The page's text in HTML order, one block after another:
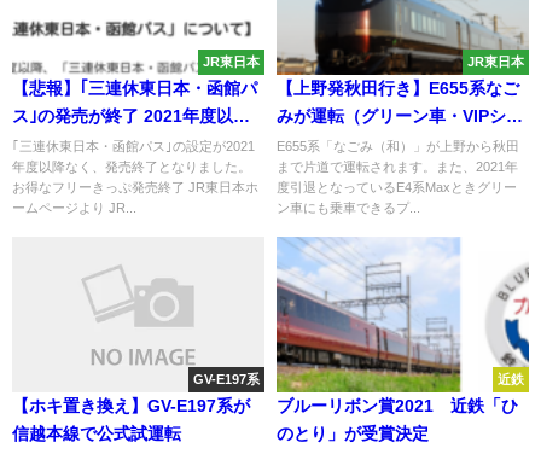
JR東日本
【悲報】｢三連休東日本・函館パ
ス｣の発売が終了 2021年度以降
設定なし
｢三連休東日本・函館パス｣の設定が2021
年度以降なく、発売終了となりました。
お得なフリーきっぷ発売終了 JR東日本ホ
ームページより JR...
JR東日本
【上野発秋田行き】E655系なご
みが運転（グリーン車・VIPシー
ト）Maxときグリーン車乗車プ
ランも
E655系「なごみ（和）」が上野から秋田
まで片道で運転されます。また、2021年
度引退となっているE4系Maxときグリー
ン車にも乗車できるプ...
GV-E197系
【ホキ置き換え】GV-E197系が
信越本線で公式試運転
近鉄
ブルーリボン賞2021 近鉄「ひ
のとり」が受賞決定